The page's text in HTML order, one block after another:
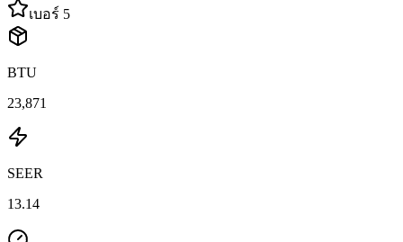
เบอร์ 5
BTU
23,871
SEER
13.14